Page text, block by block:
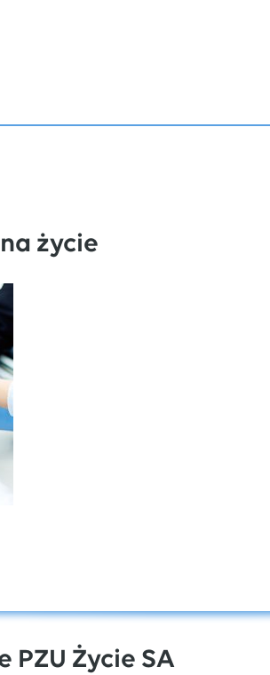
życie
PZU Życie SA